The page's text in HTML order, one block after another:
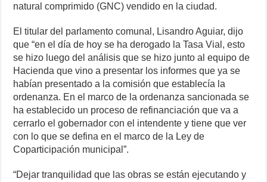
natural comprimido (GNC) vendido en la ciudad.
El titular del parlamento comunal, Lisandro Aguiar, dijo
que “en el día de hoy se ha derogado la Tasa Vial, esto
se hizo luego del análisis que se hizo junto al equipo de
Hacienda que vino a presentar los informes que ya se
habían presentado a la comisión que establecía la
ordenanza. En el marco de la ordenanza sancionada se
ha establecido un proceso de refinanciación que va a
cerrarlo el gobernador con el intendente y tiene que ver
con lo que se defina en el marco de la Ley de
Coparticipación municipal”.
“Dejar tranquilidad que las obras se están ejecutando y